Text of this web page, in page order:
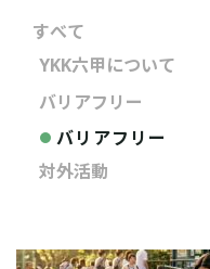
すべて
YKK六甲について
SDGs
施設紹介
社内ニュース
バリアフリー
バリアフリー
対外活動